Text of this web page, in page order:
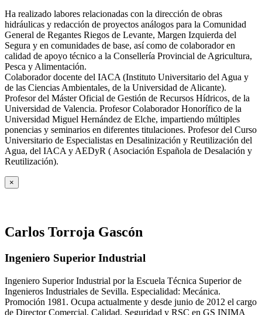
Ha realizado labores relacionadas con la dirección de obras
hidráulicas y redacción de proyectos análogos para la Comunidad
General de Regantes Riegos de Levante, Margen Izquierda del
Segura y en comunidades de base, así como de colaborador en
calidad de apoyo técnico a la Consellería Provincial de Agricultura,
Pesca y Alimentación.
Colaborador docente del IACA (Instituto Universitario del Agua y
de las Ciencias Ambientales, de la Universidad de Alicante).
Profesor del Máster Oficial de Gestión de Recursos Hídricos, de la
Universidad de Valencia. Profesor Colaborador Honorífico de la
Universidad Miguel Hernández de Elche, impartiendo múltiples
ponencias y seminarios en diferentes titulaciones. Profesor del Curso
Universitario de Especialistas en Desalinización y Reutilización del
Agua, del IACA y AEDyR ( Asociación Española de Desalación y
Reutilización).
×
Carlos Torroja Gascón
Ingeniero Superior Industrial
Ingeniero Superior Industrial por la Escuela Técnica Superior de
Ingenieros Industriales de Sevilla. Especialidad: Mecánica.
Promoción 1981. Ocupa actualmente y desde junio de 2012 el cargo
de Director Comercial, Calidad, Seguridad y RSC en GS INIMA